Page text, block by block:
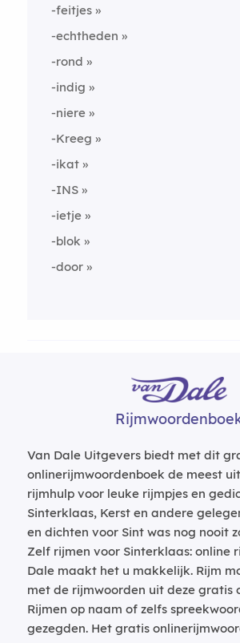
-feitjes
-echtheden
-rond
-indig
-niere
-Kreeg
-ikat
-INS
-ietje
-blok
-door
Van Dale Uitgevers biedt met dit
onlinerijmwoordenboek de meest
rijmhulp voor leuke rijmpjes en
Sinterklaas, Kerst en andere
en dichten voor Sint was nog nooit
Zelf rijmen voor Sinterklaas: online
Dale maakt het u makkelijk. Rijm
met de rijmwoorden uit deze gratis
Rijmen op naam of zelfs
gezegden. Het gratis